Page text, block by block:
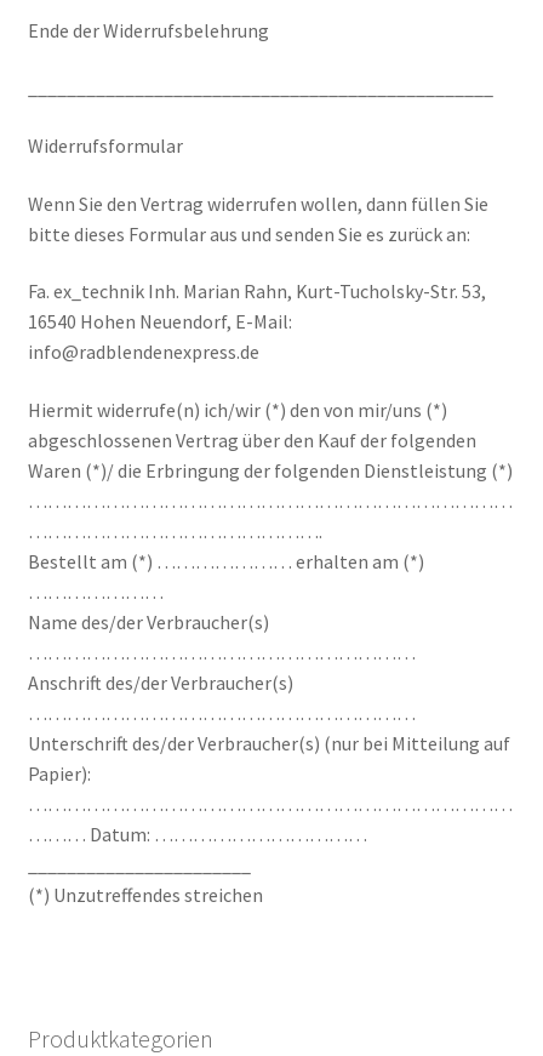
Ende der Widerrufsbelehrung
Widerrufsformular
Wenn Sie den Vertrag widerrufen wollen, dann füllen Sie
bitte dieses Formular aus und senden Sie es zurück an:
Fa. ex_technik Inh. Marian Rahn, Kurt-Tucholsky-Str. 53,
16540 Hohen Neuendorf, E-Mail:
info@radblendenexpress.de
Hiermit widerrufe(n) ich/wir (*) den von mir/uns (*)
abgeschlossenen Vertrag über den Kauf der folgenden
Waren (*)/ die Erbringung der folgenden Dienstleistung (*)
…………………………………………………………………
……………………………………….
Bestellt am (*) ………………… erhalten am (*)
…………………
Name des/der Verbraucher(s)
……………………………………………………
Anschrift des/der Verbraucher(s)
……………………………………………………
Unterschrift des/der Verbraucher(s) (nur bei Mitteilung auf
Papier):
…………………………………………………………………
……… Datum: ……………………………
(*) Unzutreffendes streichen
Produktkategorien